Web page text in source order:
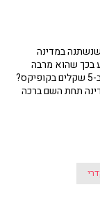
במדינה
בכך שהוא מרבה
לקלל הגיע לבקר בישראל? מה מקבל מי שרוכש עוף ב-5 שקלים בקופיקס?
תחת השם ברכה